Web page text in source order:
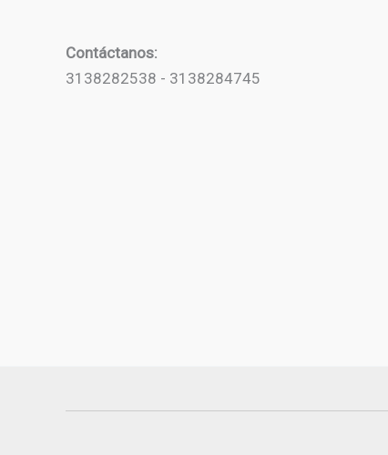
Contáctanos:
3138282538 - 3138284745